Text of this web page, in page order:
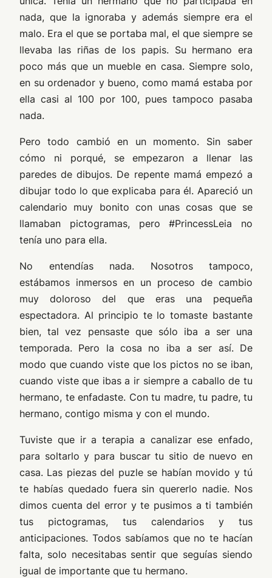
nada, que la ignoraba y además siempre era el
malo. Era el que se portaba mal, el que siempre se
llevaba las riñas de los papis. Su hermano era
poco más que un mueble en casa. Siempre solo,
en su ordenador y bueno, como mamá estaba por
ella casi al 100 por 100, pues tampoco pasaba
nada.
Pero todo cambió en un momento. Sin saber
cómo ni porqué, se empezaron a llenar las
paredes de dibujos. De repente mamá empezó a
dibujar todo lo que explicaba para él. Apareció un
calendario muy bonito con unas cosas que se
llamaban pictogramas, pero #PrincessLeia no
tenía uno para ella.
No entendías nada. Nosotros tampoco,
estábamos inmersos en un proceso de cambio
muy doloroso del que eras una pequeña
espectadora. Al principio te lo tomaste bastante
bien, tal vez pensaste que sólo iba a ser una
temporada. Pero la cosa no iba a ser así. De
modo que cuando viste que los pictos no se iban,
cuando viste que ibas a ir siempre a caballo de tu
hermano, te enfadaste. Con tu madre, tu padre, tu
hermano, contigo misma y con el mundo.
Tuviste que ir a terapia a canalizar ese enfado,
para soltarlo y para buscar tu sitio de nuevo en
casa. Las piezas del puzle se habían movido y tú
te habías quedado fuera sin quererlo nadie. Nos
dimos cuenta del error y te pusimos a ti también
tus pictogramas, tus calendarios y tus
anticipaciones. Todos sabíamos que no te hacían
falta, solo necesitabas sentir que seguías siendo
igual de importante que tu hermano.